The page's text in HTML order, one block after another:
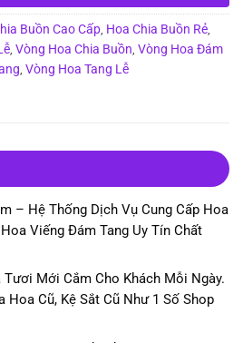
Buồn Cao Cấp Hoa Chia Buồn Rẻ
Vòng Hoa Chia Buồn Vòng Hoa Đám
Vòng Hoa Tang Lễ
– Hệ Thống Dịch Vụ Cung Cấp Hoa
Viếng Đám Tang Uy Tín Chất
Tươi Mới Cắm Cho Khách Mỗi Ngày.
Hoa Cũ, Kệ Sắt Cũ Như 1 Số Shop